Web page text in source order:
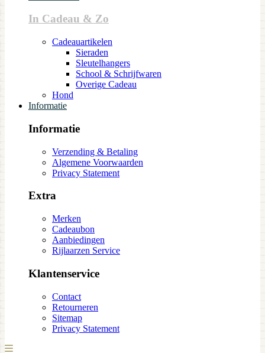
In Cadeau & Zo
Cadeauartikelen
Sieraden
Sleutelhangers
School & Schrijfwaren
Overige Cadeau
Hond
Informatie
Informatie
Verzending & Betaling
Algemene Voorwaarden
Privacy Statement
Extra
Merken
Cadeaubon
Aanbiedingen
Rijlaarzen Service
Klantenservice
Contact
Retourneren
Sitemap
Privacy Statement